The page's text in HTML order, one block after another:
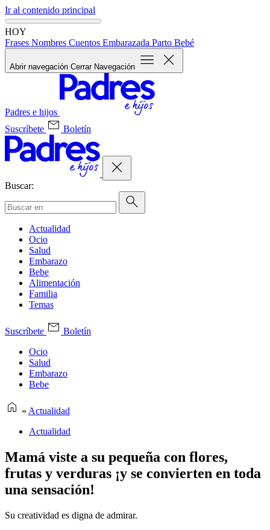
Ir al contenido principal
HOY
Frases Nombres Cuentos Embarazada Parto Bebé
Abrir navegación Cerrar Navegación
Padres e hijos
Suscríbete
Boletín
Buscar:
Actualidad
Ocio
Salud
Embarazo
Bebe
Alimentación
Familia
Temas
Suscríbete
Boletín
Ocio
Salud
Embarazo
Bebe
» Actualidad
Actualidad
Mamá viste a su pequeña con flores,
frutas y verduras ¡y se convierten en toda
una sensación!
Su creatividad es digna de admirar.